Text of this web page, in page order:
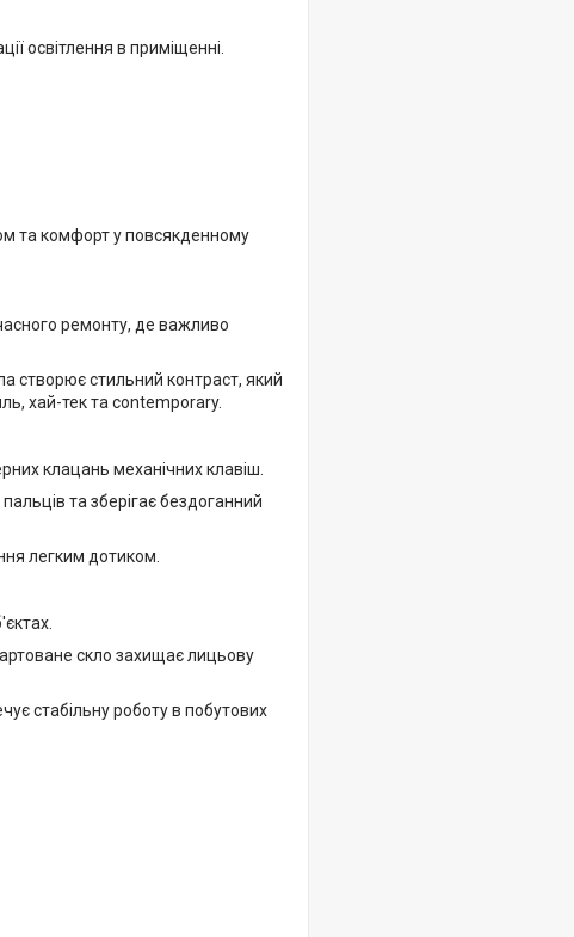
освітлення в приміщенні.
та комфорт у повсякденному
ремонту, де важливо
створює стильний контраст, який
хай-тек та contemporary.
клацань механічних клавіш.
та зберігає бездоганний
легким дотиком.
скло захищає лицьову
стабільну роботу в побутових